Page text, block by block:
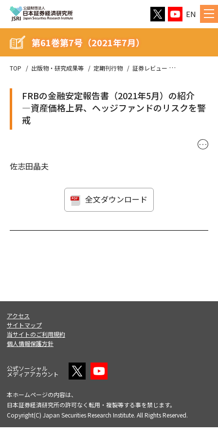
EN
TOP 出版物・研究成果等 定期刊行物 証券レビュー
第61巻第7号（2021年7月）
FRBの金融安定報告書（2021年5月）の紹介
—資産価格上昇、ヘッジファンドのリスクを警
戒
･･･
佐志田晶夫
全文ダウンロード
アクセス
サイトマップ
当サイトのご利用規約
個人情報保護方針
公式ソーシャル
メディアアカウント
本ホームページの内容は、
日本証券経済研究所の許可なく転用・複製等する事を禁じます。
Copyright(C) Japan Securities Research Institute. All Rights Reserved.